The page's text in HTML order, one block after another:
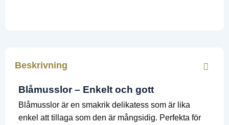
Beskrivning
Blåmusslor – Enkelt och gott
Blåmusslor är en smakrik delikatess som är lika
enkel att tillaga som den är mångsidig. Perfekta för